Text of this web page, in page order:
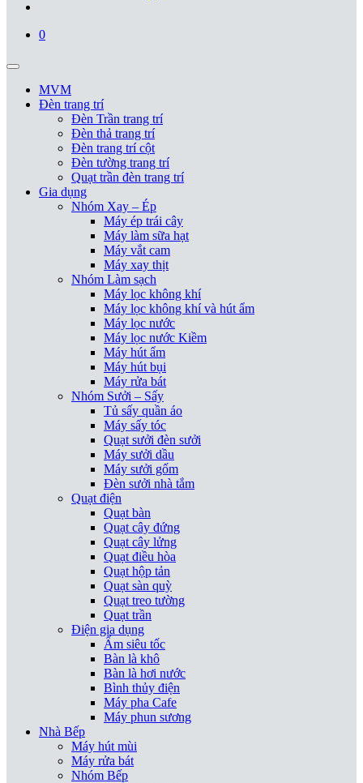
0
MVM
Đèn trang trí
Đèn Trần trang trí
Đèn thả trang trí
Đèn trang trí cột
Đèn tường trang trí
Quạt trần đèn trang trí
Gia dụng
Nhóm Xay – Ép
Máy ép trái cây
Máy làm sữa hạt
Máy vắt cam
Máy xay thịt
Nhóm Làm sạch
Máy lọc không khí
Máy lọc không khí và hút ẩm
Máy lọc nước
Máy lọc nước Kiềm
Máy hút ẩm
Máy hút bụi
Máy rửa bát
Nhóm Sưởi – Sấy
Tủ sấy quần áo
Máy sấy tóc
Quạt sưởi đèn sưởi
Máy sưởi dầu
Máy sưởi gốm
Đèn sưởi nhà tắm
Quạt điện
Quạt bàn
Quạt cây đứng
Quạt cây lửng
Quạt điều hòa
Quạt hộp tản
Quạt sàn quỳ
Quạt treo tường
Quạt trần
Điện gia dụng
Ấm siêu tốc
Bàn là khô
Bàn là hơi nước
Bình thủy điện
Máy pha Cafe
Máy phun sương
Nhà Bếp
Máy hút mùi
Máy rửa bát
Nhóm Bếp